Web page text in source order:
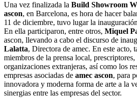
Una vez finalizada la Build Showroom
ascon, en Barcelona, es hora de hacer
11 de diciembre, tuvo lugar la
En ella participaron, entre otros, Miquel
ascon, llevando a cabo el discurso de
Lalatta, Directora de amec. En este acto,
miembros de la prensa local,
organizaciones extranjeras, así como los
empresas asociadas de amec ascon, para
innovadora y moderna forma de arte a la
sinergias entre las empresas del sector.